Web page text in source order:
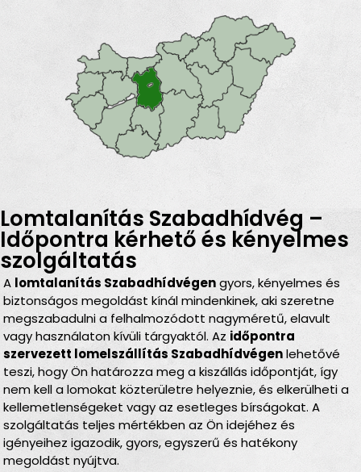
Lomtalanítás Szabadhídvég –
Időpontra kérhető és kényelmes
szolgáltatás
A lomtalanítás Szabadhídvégengyors, kényelmes és
biztonságos megoldást kínál mindenkinek, aki szeretne
megszabadulni a felhalmozódott nagyméretű, elavult
vagy használaton kívüli tárgyaktól. Az időpontra
szervezett lomelszállítás Szabadhídvégenlehetővé
teszi, hogy Ön határozza meg a kiszállás időpontját, így
nem kell a lomokat közterületre helyeznie, és elkerülheti a
kellemetlenségeket vagy az esetleges bírságokat. A
szolgáltatás teljes mértékben az Ön idejéhez és
igényeihez igazodik, gyors, egyszerű és hatékony
megoldást nyújtva.